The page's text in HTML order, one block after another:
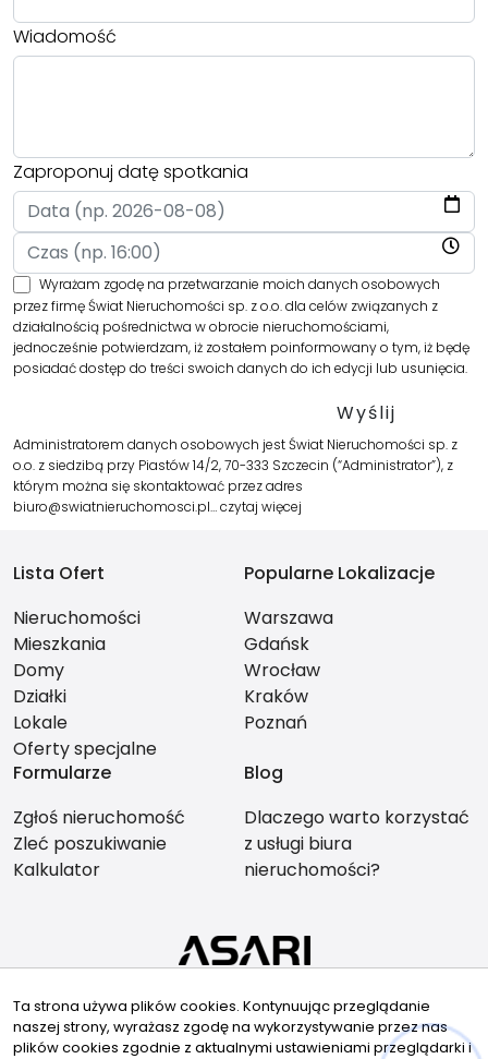
Wiadomość
Zaproponuj datę spotkania
Wyrażam zgodę na przetwarzanie moich danych osobowych
przez firmę Świat Nieruchomości sp. z o.o. dla celów związanych z
działalnością pośrednictwa w obrocie nieruchomościami,
jednocześnie potwierdzam, iż zostałem poinformowany o tym, iż będę
posiadać dostęp do treści swoich danych do ich edycji lub usunięcia.
Administratorem danych osobowych jest Świat Nieruchomości sp. z
o.o. z siedzibą przy Piastów 14/2, 70-333 Szczecin (“Administrator”), z
którym można się skontaktować przez adres
biuro@swiatnieruchomosci.pl…czytaj więcej
Lista Ofert
Nieruchomości
Mieszkania
Domy
Działki
Lokale
Oferty specjalne
Popularne Lokalizacje
Warszawa
Gdańsk
Wrocław
Kraków
Poznań
Formularze
Zgłoś nieruchomość
Zleć poszukiwanie
Kalkulator
Blog
Dlaczego warto korzystać
z usługi biura
nieruchomości?
Znajdziesz nas tu
Ta strona używa plików cookies. Kontynuując przeglądanie
naszej strony, wyrażasz zgodę na wykorzystywanie przez nas
plików cookies zgodnie z aktualnymi ustawieniami przeglądarki i